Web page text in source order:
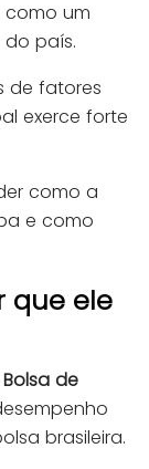
como um
país.
de fatores
exerce forte
como a
e como
que ele
de
brasileira.